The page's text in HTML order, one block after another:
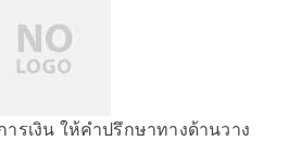
รเงิน ให้คำปรึกษาทางด้านวาง